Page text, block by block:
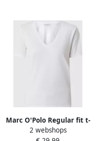
Marc O'Polo Regular fit t-
shirt van puur katoen
2 webshops